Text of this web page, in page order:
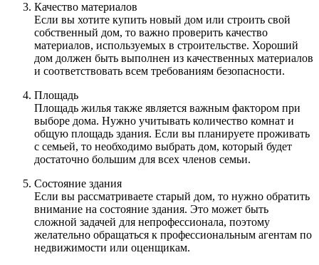
Качество материалов
Если вы хотите купить новый дом или строить свой
собственный дом, то важно проверить качество
материалов, используемых в строительстве. Хороший
дом должен быть выполнен из качественных материалов
и соответствовать всем требованиям безопасности.
Площадь
Площадь жилья также является важным фактором при
выборе дома. Нужно учитывать количество комнат и
общую площадь здания. Если вы планируете проживать
с семьей, то необходимо выбрать дом, который будет
достаточно большим для всех членов семьи.
Состояние здания
Если вы рассматриваете старый дом, то нужно обратить
внимание на состояние здания. Это может быть
сложной задачей для непрофессионала, поэтому
желательно обращаться к профессиональным агентам по
недвижимости или оценщикам.